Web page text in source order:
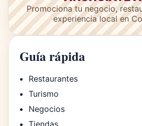
Promociona tu negocio,
experiencia local en
Guía rápida
Restaurantes
Turismo
Negocios
Tiendas